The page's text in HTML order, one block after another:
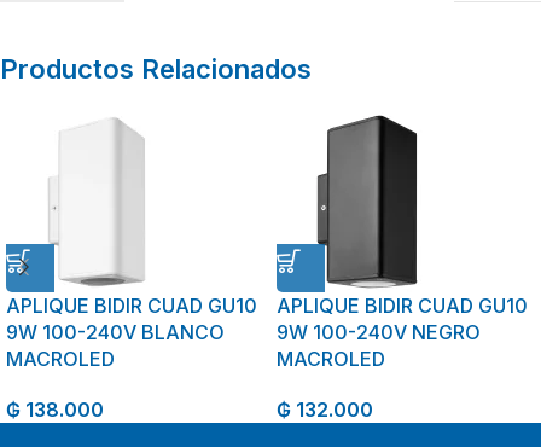
Productos Relacionados
APLIQUE BIDIR CUAD GU10
9W 100-240V BLANCO
MACROLED
₲ 138.000
APLIQUE BIDIR CUAD GU10
9W 100-240V NEGRO
MACROLED
₲ 132.000